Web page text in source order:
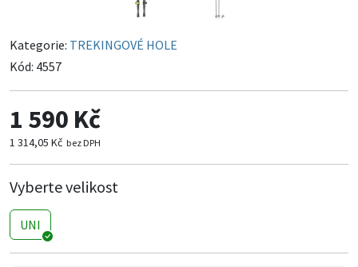
Kategorie: TREKINGOVÉ HOLE
Kód: 4557
1 590 Kč
1 314,05 Kč bez DPH
Vyberte velikost
UNI